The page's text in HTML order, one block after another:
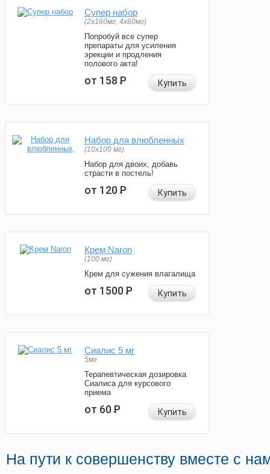
Супер набор
(2х160мг, 4х80мг)
Попробуй все супер
препараты для усиления
эрекции и продления
полового акта!
от 158Р Купить
Набор для влюбленных
(10х100 мг)
Набор для двоих, добавь
страсти в постель!
от 120Р Купить
Крем Naron
(100 мг)
Крем для сужения влагалища
от 1500Р Купить
Сиалис 5 мг
5мг
Терапевтическая дозировка
Сиалиса для курсового
приема
от 60Р Купить
На пути к совершенству вместе с